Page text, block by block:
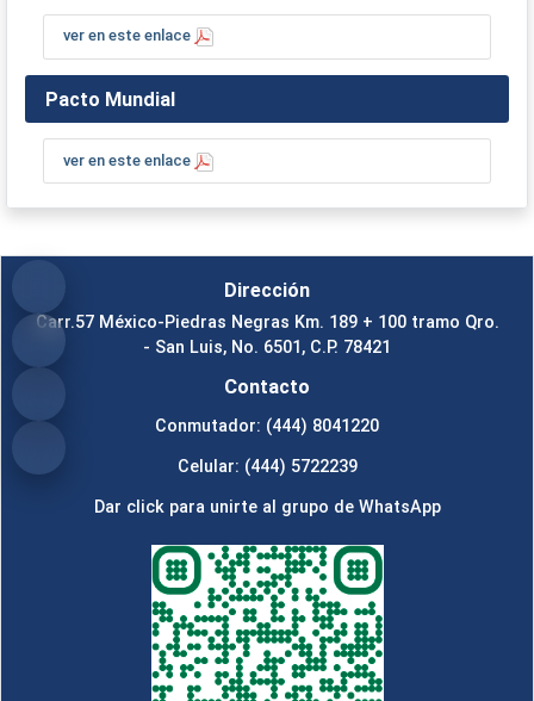
ver en este enlace
Pacto Mundial
ver en este enlace
Dirección
Carr.57 México-Piedras Negras Km. 189 + 100 tramo Qro.
- San Luis, No. 6501, C.P. 78421
Contacto
Conmutador: (444) 8041220
Celular: (444) 5722239
Dar click para unirte al grupo de WhatsApp